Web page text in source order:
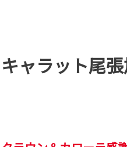
キャラット尾